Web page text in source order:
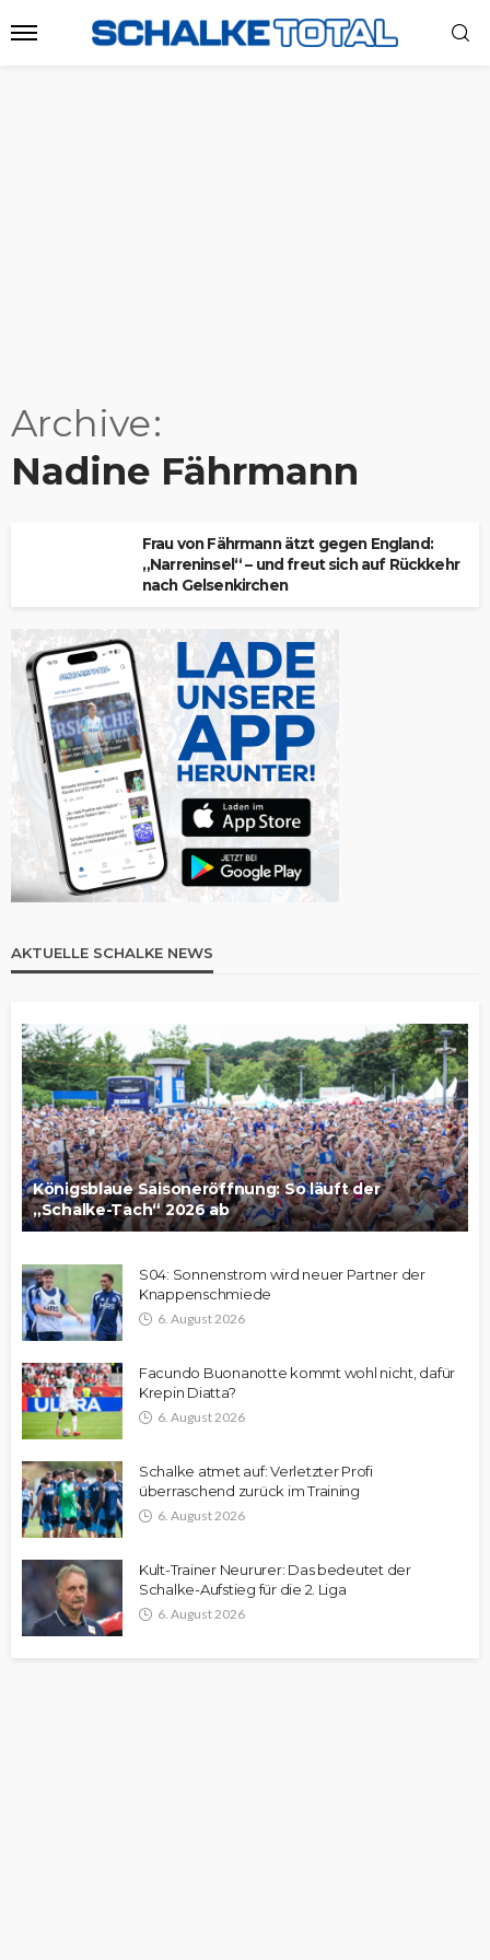
Archive
Nadine Fährmann
Frau von Fährmann ätzt gegen England:
„Narreninsel“ – und freut sich auf Rückkehr
nach Gelsenkirchen
AKTUELLE SCHALKE NEWS
Königsblaue Saisoneröffnung: So läuft der
„Schalke-Tach“ 2026 ab
S04: Sonnenstrom wird neuer Partner der
Knappenschmiede
6. August 2026
Facundo Buonanotte kommt wohl nicht, dafür
Krepin Diatta?
6. August 2026
Schalke atmet auf: Verletzter Profi
überraschend zurück im Training
6. August 2026
Kult-Trainer Neururer: Das bedeutet der
Schalke-Aufstieg für die 2. Liga
6. August 2026